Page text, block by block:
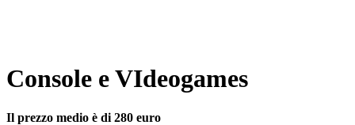
Console e VIdeogames
Il prezzo medio è di 280 euro